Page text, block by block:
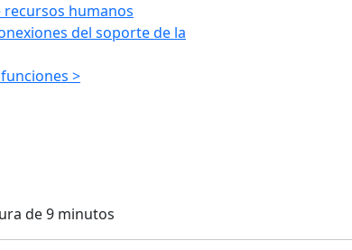
humanos
del soporte de la
>
de 9 minutos